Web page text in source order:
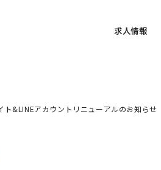
求人情報
ト&LINEアカウントリニューアルのお知らせ